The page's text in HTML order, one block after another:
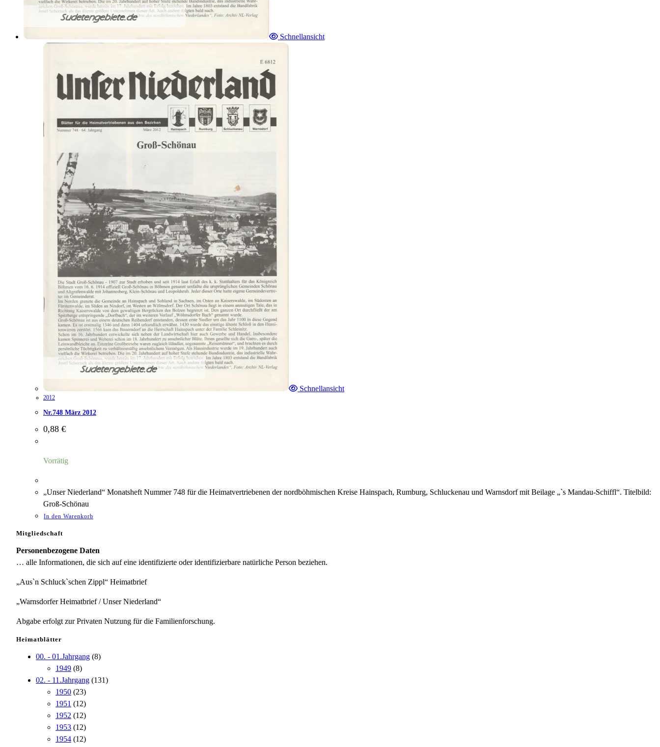
Schnellansicht
Schnellansicht
2012
Nr.748 März 2012
0,88 €
Vorrätig
„Unser Niederland“ Monatsheft Nummer 748 für die Heimatvertriebenen der nordböhmischen Kreise Hainspach, Rumburg, Schluckenau und Warnsdorf mit Beilage „`s Mandau-Schiffl“. Titelbild:
Groß-Schönau
In den Warenkorb
Mitgliedschaft
Personenbezogene Daten
… alle Informationen, die sich auf eine identifizierte oder identifizierbare natürliche Person beziehen.
„Aus`n Schluck`schen Zippl“ Heimatbrief
„Warnsdorfer Heimatbrief / Unser Niederland“
Abgabe erfolgt zur Privaten Nutzung für die Familienforschung.
Heimatblätter
00. - 01.Jahrgang (8)
1949 (8)
02. - 11.Jahrgang (131)
1950 (23)
1951 (12)
1952 (12)
1953 (12)
1954 (12)